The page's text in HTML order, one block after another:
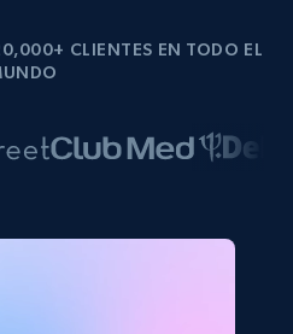
CLIENTES EN TODO EL